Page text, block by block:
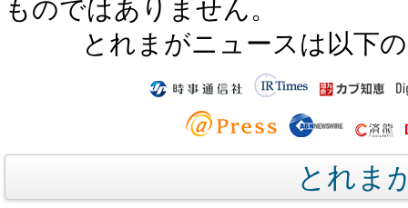
ものではありません。
とれまがニュースは以下
とれま